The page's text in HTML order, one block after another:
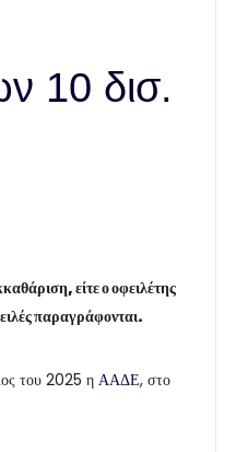
10 δισ.
είτε ο οφειλέτης
παραγράφονται.
του 2025 ηΑΑΔΕ, στο